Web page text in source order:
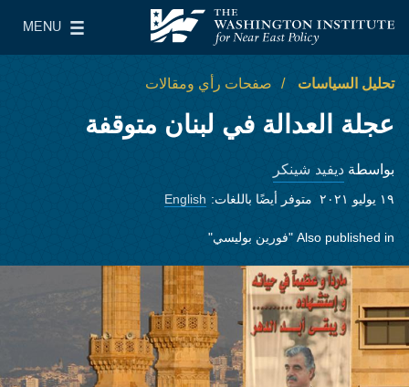
معهد واشنطن لسياسات الشرق الأدنى
MENU
Main Menu
تحليل السياسات صفحات رأي ومقالات
عجلة العدالة في لبنان متوقفة
بواسطة ديفيد شينكر
١٩ يوليو ٢٠٢١ متوفر أيضًا باللغات: English
Also published in "فورين بوليسي"